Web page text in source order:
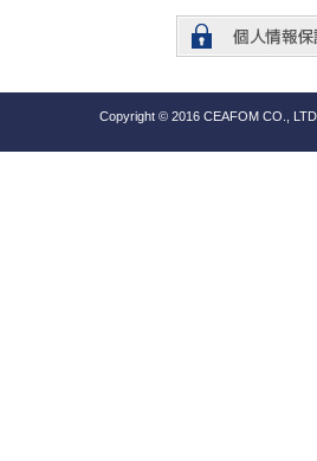
Copyright © 2016 CEAFOM CO.,